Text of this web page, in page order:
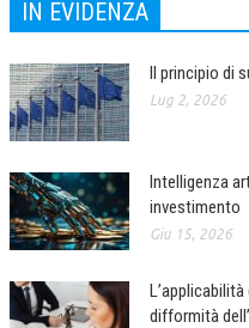
COMITATO EDITORIALE
PEER REVIEW
CODICE ETICO
AUTORI
COLLABORA CON NOI
CORPORATE SOCIAL
IN EVIDENZA
Il principio di
Lug 2, 2026
Intelligenza
investimento
Giu 15, 2026
difformità